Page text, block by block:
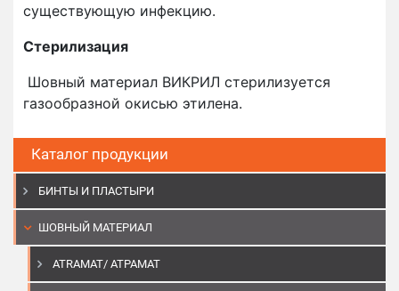
Каталог продукции
БИНТЫ И ПЛАСТЫРИ
ШОВНЫЙ МАТЕРИАЛ
ATRAMAT/ АТРАМАТ
существующую инфекцию.
Стерилизация
Шовный материал ВИКРИЛ стерилизуется
газообразной окисью этилена.